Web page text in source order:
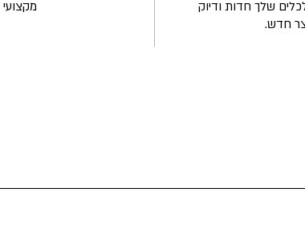
שלך חדות ודיוק
חדש.